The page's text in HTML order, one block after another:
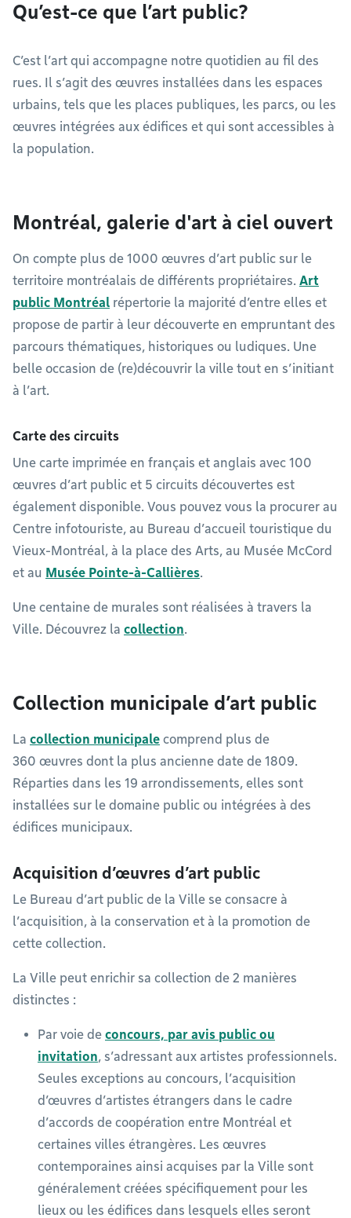
Qu’est-ce que l’art public?
C’est l’art qui accompagne notre quotidien au fil des
rues. Il s’agit des œuvres installées dans les espaces
urbains, tels que les places publiques, les parcs, ou les
œuvres intégrées aux édifices et qui sont accessibles à
la population.
Montréal, galerie d'art à ciel ouvert
On compte plus de 1000 œuvres d’art public sur le
territoire montréalais de différents propriétaires. Art
public Montréal répertorie la majorité d’entre elles et
propose de partir à leur découverte en empruntant des
parcours thématiques, historiques ou ludiques. Une
belle occasion de (re)découvrir la ville tout en s’initiant
à l’art.
Carte des circuits
Une carte imprimée en français et anglais avec 100
œuvres d’art public et 5 circuits découvertes est
également disponible. Vous pouvez vous la procurer au
Centre infotouriste, au Bureau d’accueil touristique du
Vieux-Montréal, à la place des Arts, au Musée McCord
et au Musée Pointe-à-Callières.
Une centaine de murales sont réalisées à travers la
Ville. Découvrez la collection.
Collection municipale d’art public
La collection municipale comprend plus de
360 œuvres dont la plus ancienne date de 1809.
Réparties dans les 19 arrondissements, elles sont
installées sur le domaine public ou intégrées à des
édifices municipaux.
Acquisition d’œuvres d’art public
Le Bureau d’art public de la Ville se consacre à
l’acquisition, à la conservation et à la promotion de
cette collection.
La Ville peut enrichir sa collection de 2 manières
distinctes :
Par voie de concours, par avis public ou
invitation, s’adressant aux artistes professionnels.
Seules exceptions au concours, l’acquisition
d’œuvres d’artistes étrangers dans le cadre
d’accords de coopération entre Montréal et
certaines villes étrangères. Les œuvres
contemporaines ainsi acquises par la Ville sont
généralement créées spécifiquement pour les
lieux ou les édifices dans lesquels elles seront